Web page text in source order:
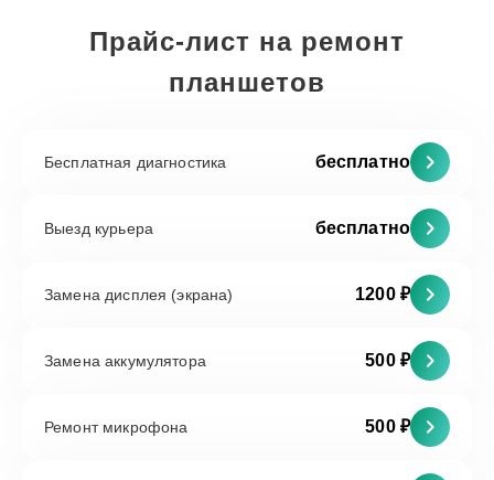
Прайс-лист на ремонт
планшетов
Бесплатная диагностика бесплатно
Выезд курьера бесплатно
Замена дисплея (экрана) 1200 ₽
Замена аккумулятора 500 ₽
Ремонт микрофона 500 ₽